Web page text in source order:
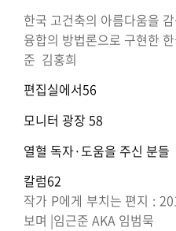
한국 고건축의 아름다움을
융합의 방법론으로 구현한
준 김홍희
편집실에서56
모니터 광장 58
열혈 독자·도움을 주신 분
칼럼62
작가 P에게 부치는 편지 :
보며 |임근준 AKA 임범묵